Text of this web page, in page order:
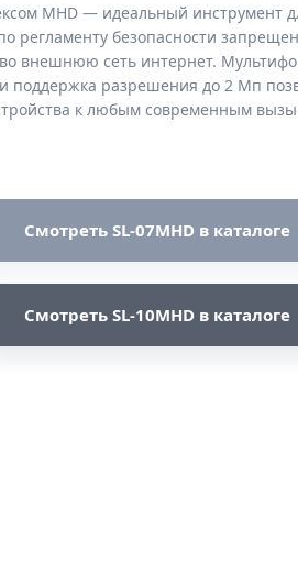
MHD — идеальный инструмент
регламенту безопасности
внешнюю сеть интернет.
поддержка разрешения до 2 Мп
к любым современным
Смотреть SL-07MHD в каталоге
Смотреть SL-10MHD в каталоге